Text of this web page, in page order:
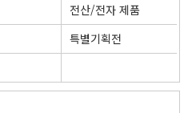
전산/전자 제품
특별기획전